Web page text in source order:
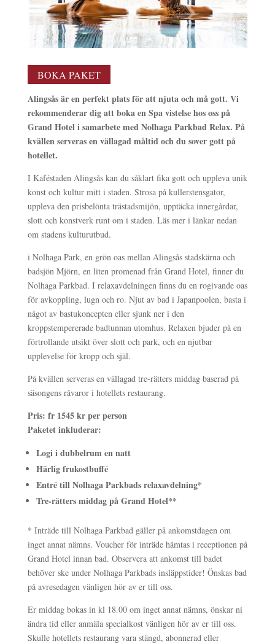
BOKA PAKET
Alingsås är en perfekt plats för att njuta och må gott. Vi
rekommenderar dig att boka en Spa vistelse hos oss på
Grand Hotel i samarbete med Nolhaga Parkbad Relax. På
kvällen serveras en vällagad måltid och du sover gott på
hotellet.
I Kaféstaden Alingsås kan du såklart fika gott och uppleva unik
konst och kultur mitt i staden. Strosa på kullerstensgator,
uppleva den prisbelönta trästadsmijön, upptäcka innergårdar,
slott och konstverk runt om i staden. Läs mer i länkar nedan
om stadens kulturutbud.
i Nolhaga Park, en grön oas mellan Alingsås stadskärna och
badsjön Mjörn, en liten promenad från Grand Hotel, finner du
Nolhaga Parkbad. I relaxavdelningen finns du en rogivande oas
för avkoppling, lugn och ro. Njut av bad i Japanpoolen, basta i
något av bastukoncepten eller sjunk ner i den
kroppstempererade badtunnan utomhus. Relaxen bjuder på en
förtrollande utsikt över slott och park, och en njutbar
upplevelse för kropp och själ.
På kvällen serveras en vällagad tre-rätters middag baserad på
säsongens råvaror i hotellets restaurang.
Pris: fr 1545 kr per person
Paketet inkluderar:
Logi i dubbelrum en natt
Härlig frukostbuffé
Entré till Nolhaga Parkbads relaxavdelning*
Tre-rätters middag på Grand Hotel**
* Inträde till Nolhaga Parkbad gäller på ankomstdagen om
inget annat nämns. Voucher för inträde hämtas i receptionen på
Grand Hotel innan bad. Observera att ankomst till badet
behöver ske under Nolhaga Parkbads insläppstider! Önskas bad
på avresedagen vänligen hör av er till oss.
Er middag bokas in kl 18.00 om inget annat nämns, önskar ni
ändra tid eller anmäla specialkost vänligen hör av er till oss.
Skulle hotellets restaurang vara stängd, abonnerad eller